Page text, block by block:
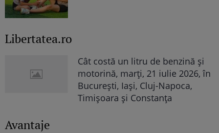
Libertatea.ro
Cât costă un litru de benzină și
motorină, marți, 21 iulie 2026, în
București, Iași, Cluj-Napoca,
Timișoara și Constanța
Avantaje